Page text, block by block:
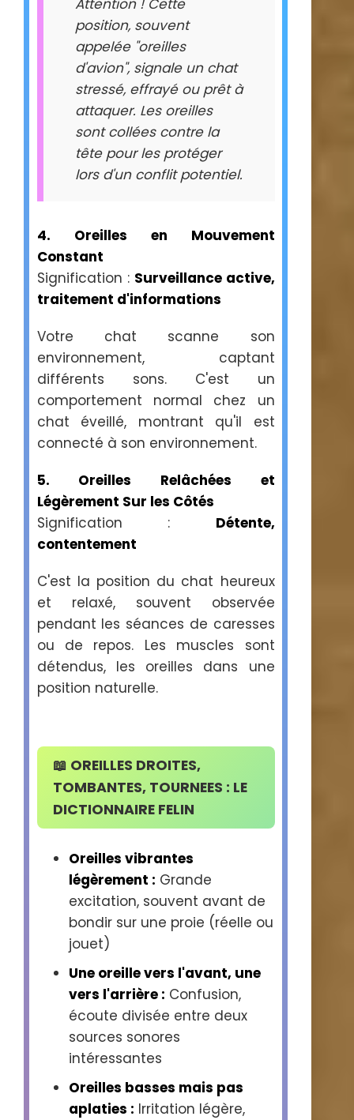
Attention ! Cette
position, souvent
appelée "oreilles
d'avion", signale un chat
stressé, effrayé ou prêt à
attaquer. Les oreilles
sont collées contre la
tête pour les protéger
lors d'un conflit potentiel.
4. Oreilles en Mouvement
Constant
Signification : Surveillance active,
traitement d'informations
Votre chat scanne son
environnement, captant
différents sons. C'est un
comportement normal chez un
chat éveillé, montrant qu'il est
connecté à son environnement.
5. Oreilles Relâchées et
Légèrement Sur les Côtés
Signification : Détente,
contentement
C'est la position du chat heureux
et relaxé, souvent observée
pendant les séances de caresses
ou de repos. Les muscles sont
détendus, les oreilles dans une
position naturelle.
📖 OREILLES DROITES,
TOMBANTES, TOURNEES : LE
DICTIONNAIRE FELIN
Oreilles vibrantes
légèrement : Grande
excitation, souvent avant de
bondir sur une proie (réelle ou
jouet)
Une oreille vers l'avant, une
vers l'arrière : Confusion,
écoute divisée entre deux
sources sonores
intéressantes
Oreilles basses mais pas
aplaties : Irritation légère,